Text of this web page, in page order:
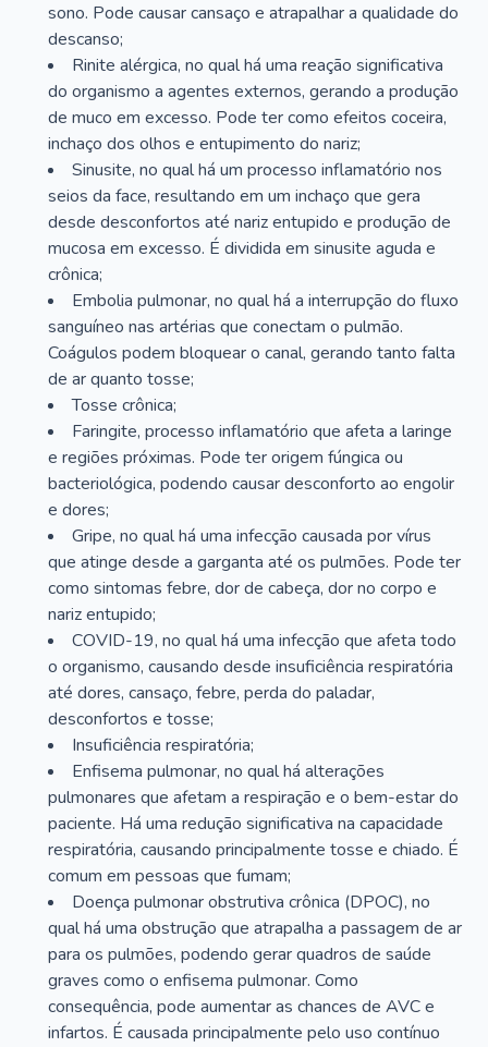
sono. Pode causar cansaço e atrapalhar a qualidade do
descanso;
Rinite alérgica, no qual há uma reação significativa
do organismo a agentes externos, gerando a produção
de muco em excesso. Pode ter como efeitos coceira,
inchaço dos olhos e entupimento do nariz;
Sinusite, no qual há um processo inflamatório nos
seios da face, resultando em um inchaço que gera
desde desconfortos até nariz entupido e produção de
mucosa em excesso. É dividida em sinusite aguda e
crônica;
Embolia pulmonar, no qual há a interrupção do fluxo
sanguíneo nas artérias que conectam o pulmão.
Coágulos podem bloquear o canal, gerando tanto falta
de ar quanto tosse;
Tosse crônica;
Faringite, processo inflamatório que afeta a laringe
e regiões próximas. Pode ter origem fúngica ou
bacteriológica, podendo causar desconforto ao engolir
e dores;
Gripe, no qual há uma infecção causada por vírus
que atinge desde a garganta até os pulmões. Pode ter
como sintomas febre, dor de cabeça, dor no corpo e
nariz entupido;
COVID-19, no qual há uma infecção que afeta todo
o organismo, causando desde insuficiência respiratória
até dores, cansaço, febre, perda do paladar,
desconfortos e tosse;
Insuficiência respiratória;
Enfisema pulmonar, no qual há alterações
pulmonares que afetam a respiração e o bem-estar do
paciente. Há uma redução significativa na capacidade
respiratória, causando principalmente tosse e chiado. É
comum em pessoas que fumam;
Doença pulmonar obstrutiva crônica (DPOC), no
qual há uma obstrução que atrapalha a passagem de ar
para os pulmões, podendo gerar quadros de saúde
graves como o enfisema pulmonar. Como
consequência, pode aumentar as chances de AVC e
infartos. É causada principalmente pelo uso contínuo